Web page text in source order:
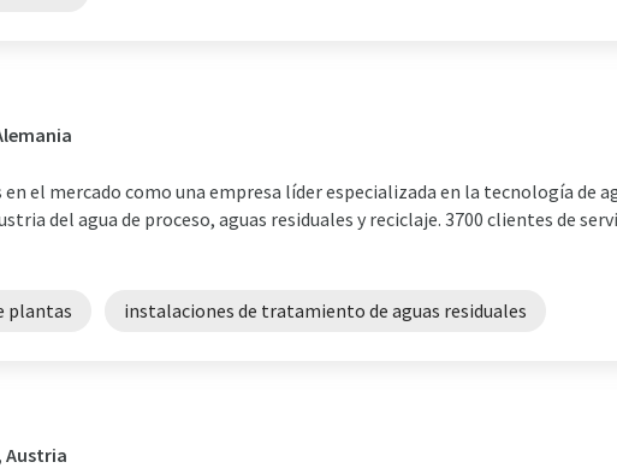
el mercado como una empresa líder especializada en la tecnología de
del agua de proceso, aguas residuales y reciclaje. 3700 clientes de
plantas instalaciones de tratamiento de aguas residuales
Austria